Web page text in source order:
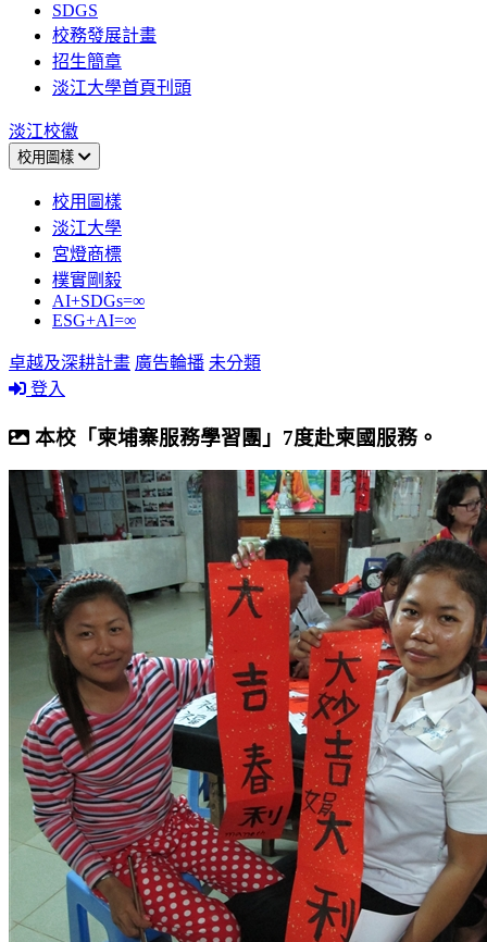
SDGS
校務發展計畫
招生簡章
淡江大學首頁刊頭
淡江校徽
校用圖樣
校用圖樣
淡江大學
宮燈商標
樸實剛毅
AI+SDGs=∞
ESG+AI=∞
卓越及深耕計畫 廣告輪播 未分類
登入
本校「柬埔寨服務學習團」7度赴柬國服務。